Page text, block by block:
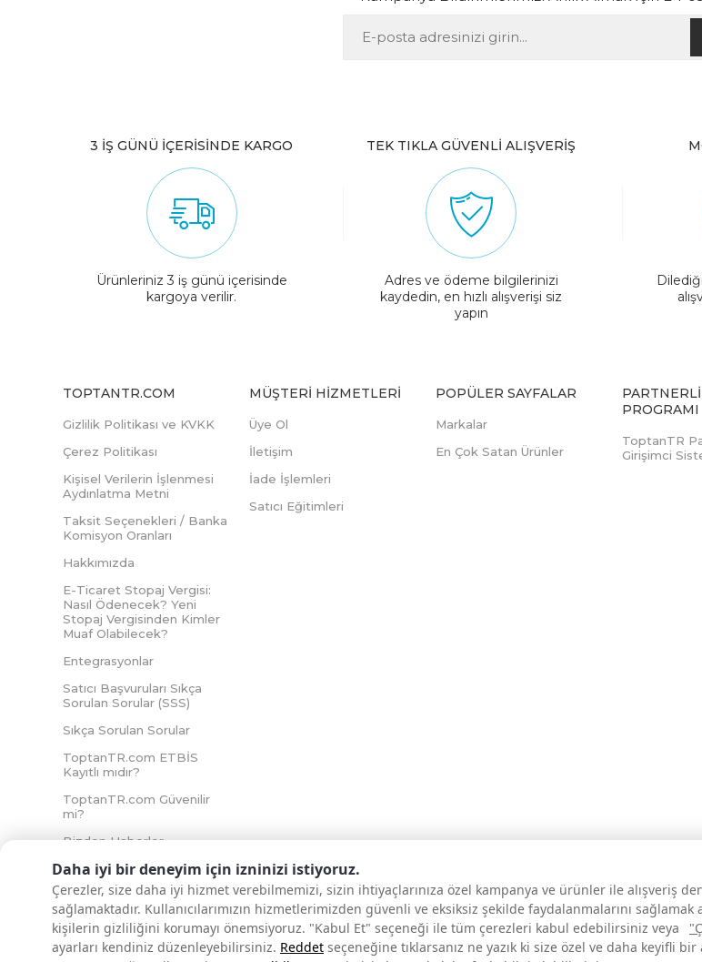
Daha iyi bir deneyim için izninizi istiyoruz.
Çerezler, size daha iyi hizmet verebilmemizi, sizin ihtiyaçlarınıza özel kampanya ve ürünler ile alışveriş
sağlamaktadır. Kullanıcılarımızın hizmetlerimizden güvenli ve eksiksiz şekilde faydalanmalarını
kişilerin gizliliğini korumayı önemsiyoruz. "Kabul Et" seçeneği ile tüm çerezleri kabul edebilirsiniz veya
ayarları kendiniz düzenleyebilirsiniz. Reddet seçeneğine tıklarsanız ne yazık ki size özel ve daha keyifli
3 İŞ GÜNÜ İÇERİSİNDE KARGO
Ürünleriniz 3 iş günü içerisinde
kargoya verilir.
TEK TIKLA GÜVENLİ ALIŞVERİŞ
Adres ve ödeme bilgilerinizi
kaydedin, en hızlı alışverişi siz
yapın
TOPTANTR.COM
Gizlilik Politikası ve KVKK
Çerez Politikası
Kişisel Verilerin İşlenmesi
Aydınlatma Metni
Taksit Seçenekleri / Banka
Komisyon Oranları
Hakkımızda
E-Ticaret Stopaj Vergisi:
Nasıl Ödenecek? Yeni
Stopaj Vergisinden Kimler
Muaf Olabilecek?
Entegrasyonlar
Satıcı Başvuruları Sıkça
Sorulan Sorular (SSS)
Sıkça Sorulan Sorular
ToptanTR.com ETBİS
Kayıtlı mıdır?
ToptanTR.com Güvenilir
mi?
Bizden Haberler
MÜŞTERI HIZMETLERI
Üye Ol
İletişim
İade İşlemleri
Satıcı Eğitimleri
POPÜLER SAYFALAR
Markalar
En Çok Satan Ürünler
PROGRAMI
ToptanTR
Girişimci
İNTERNETTE GÜVENLİ ALIŞVERİŞ